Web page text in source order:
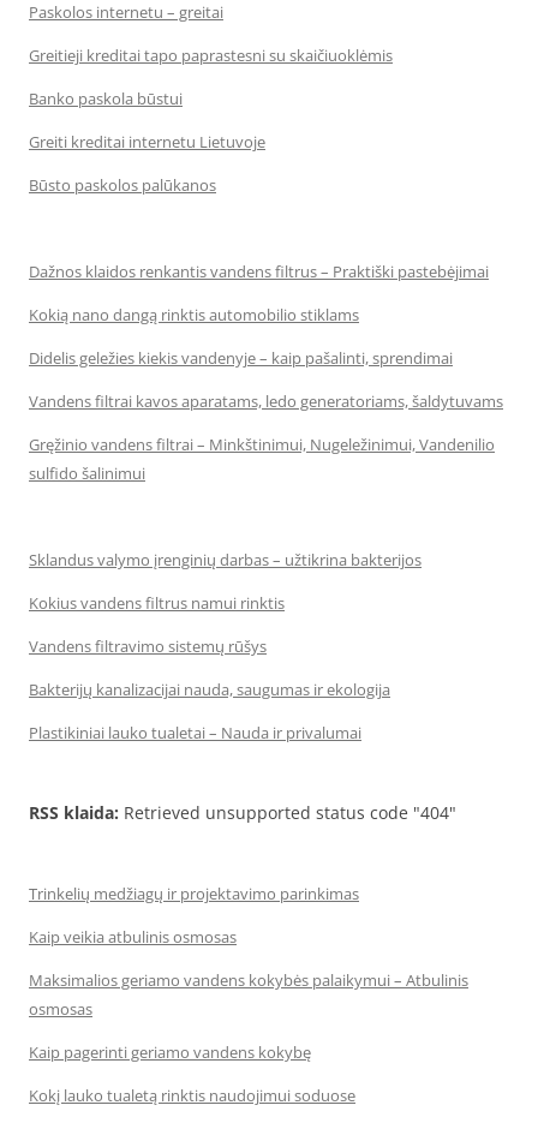
Paskolos internetu – greitai
Greitieji kreditai tapo paprastesni su skaičiuoklėmis
Banko paskola būstui
Greiti kreditai internetu Lietuvoje
Būsto paskolos palūkanos
Dažnos klaidos renkantis vandens filtrus – Praktiški pastebėjimai
Kokią nano dangą rinktis automobilio stiklams
Didelis geležies kiekis vandenyje – kaip pašalinti, sprendimai
Vandens filtrai kavos aparatams, ledo generatoriams, šaldytuvams
Gręžinio vandens filtrai – Minkštinimui, Nugeležinimui, Vandenilio
sulfido šalinimui
Sklandus valymo įrenginių darbas – užtikrina bakterijos
Kokius vandens filtrus namui rinktis
Vandens filtravimo sistemų rūšys
Bakterijų kanalizacijai nauda, saugumas ir ekologija
Plastikiniai lauko tualetai – Nauda ir privalumai
RSS klaida: Retrieved unsupported status code "404"
Trinkelių medžiagų ir projektavimo parinkimas
Kaip veikia atbulinis osmosas
Maksimalios geriamo vandens kokybės palaikymui – Atbulinis
osmosas
Kaip pagerinti geriamo vandens kokybę
Kokį lauko tualetą rinktis naudojimui soduose